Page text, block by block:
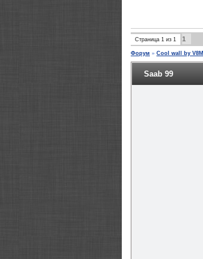
Страница 1 из 1 1
Форум » Cool wall by V8M
Saab 99